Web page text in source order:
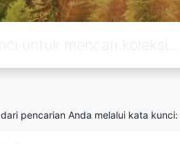
dari pencarian Anda melalui kata kunci: